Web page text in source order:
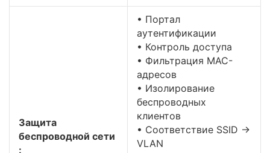
Защита
беспроводной сети
:
• Портал
аутентификации
• Контроль доступа
• Фильтрация MAC-
адресов
• Изолирование
беспроводных
клиентов
• Соответствие SSID ->
VLAN